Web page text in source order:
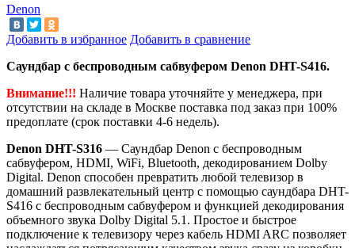
Denon
Добавить в избранное Добавить в сравнение
Cаундбар с беспроводным сабвуфером Denon DHT-S416.
Внимание!!! Наличие товара уточняйте у менеджера, при
отсутствии на складе в Москве поставка под заказ при 100%
предоплате (срок поставки 4-6 недель).
Denon DHT-S316 — Саундбар Denon с беспроводным
сабвуфером, HDMI, WiFi, Bluetooth, декодированием Dolby
Digital. Denon способен превратить любой телевизор в
домашний развлекательный центр с помощью саундбара DHT-
S416 с беспроводным сабвуфером и функцией декодирования
объемного звука Dolby Digital 5.1. Простое и быстрое
подключение к телевизору через кабель HDMI ARC позволяет